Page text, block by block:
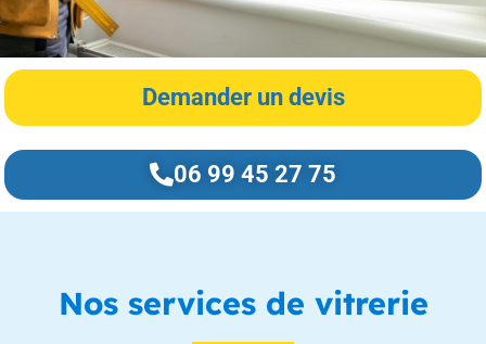
Demander un devis
06 99 45 27 75
Nos services de vitrerie